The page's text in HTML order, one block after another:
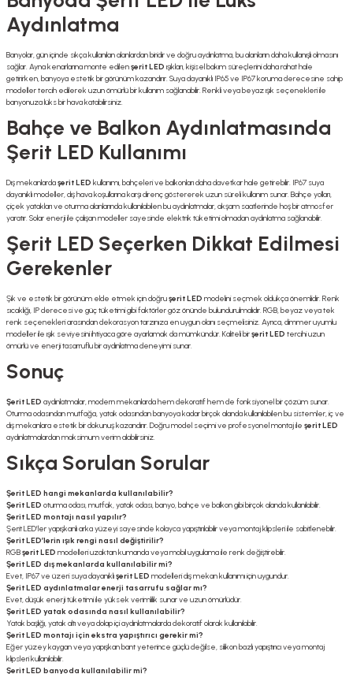
Aydınlatma
Banyolar, gün içinde sıkça kullanılan alanlardan biridir ve doğru aydınlatma, bu alanların daha kullanışlı olmasını
sağlar. Ayna kenarlarına monte edilenşerit LED ışıkları, kişisel bakım süreçlerini daha rahat hale
getirirken, banyoya estetik bir görünüm kazandırır. Suya dayanıklı IP65 ve IP67 koruma derecesine sahip
modeller tercih edilerek uzun ömürlü bir kullanım sağlanabilir. Renkli veya beyaz ışık seçenekleri ile
banyonuza lüks bir hava katabilirsiniz.
Bahçe ve Balkon Aydınlatmasında
Şerit LED Kullanımı
Dış mekanlardaşerit LED kullanımı, bahçeleri ve balkonları daha davetkar hale getirebilir. IP67 suya
dayanıklı modeller, dış hava koşullarına karşı direnç göstererek uzun süreli kullanım sunar. Bahçe yolları,
çiçek yatakları ve oturma alanlarında kullanılabilen bu aydınlatmalar, akşam saatlerinde hoş bir atmosfer
yaratır. Solar enerji ile çalışan modeller sayesinde elektrik tüketimi olmadan aydınlatma sağlanabilir.
Şerit LED Seçerken Dikkat Edilmesi
Gerekenler
Şık ve estetik bir görünüm elde etmek için doğruşerit LED modelini seçmek oldukça önemlidir. Renk
sıcaklığı, IP derecesi ve güç tüketimi gibi faktörler göz önünde bulundurulmalıdır. RGB, beyaz veya tek
renk seçenekleri arasından dekorasyon tarzınıza en uygun olanı seçmelisiniz. Ayrıca, dimmer uyumlu
modeller ile ışık seviyesini ihtiyaca göre ayarlamak da mümkündür. Kaliteli birşerit LED tercihi uzun
ömürlü ve enerji tasarruflu bir aydınlatma deneyimi sunar.
Sonuç
Şerit LED aydınlatmalar, modern mekanlarda hem dekoratif hem de fonksiyonel bir çözüm sunar.
Oturma odasından mutfağa, yatak odasından banyoya kadar birçok alanda kullanılabilen bu sistemler, iç ve
dış mekanlara estetik bir dokunuş kazandırır. Doğru model seçimi ve profesyonel montaj ile şerit LED
aydınlatmalardan maksimum verim alabilirsiniz.
Sıkça Sorulan Sorular
Şerit LED hangi mekanlarda kullanılabilir?
Şerit LED oturma odası, mutfak, yatak odası, banyo, bahçe ve balkon gibi birçok alanda kullanılabilir.
Şerit LED montajı nasıl yapılır?
Şerit LED’ler yapışkanlı arka yüzeyi sayesinde kolayca yapıştırılabilir veya montaj klipsleri ile sabitlenebilir.
Şerit LED’lerin ışık rengi nasıl değiştirilir?
RGBşerit LED modelleri uzaktan kumanda veya mobil uygulama ile renk değiştirebilir.
Şerit LED dış mekanlarda kullanılabilir mi?
Evet, IP67 ve üzeri suya dayanıklışerit LED modelleri dış mekan kullanımı için uygundur.
Şerit LED aydınlatmalar enerji tasarrufu sağlar mı?
Evet, düşük enerji tüketimi ile yüksek verimlilik sunar ve uzun ömürlüdür.
Şerit LED yatak odasında nasıl kullanılabilir?
Yatak başlığı, yatak altı veya dolap içi aydınlatmalarda dekoratif olarak kullanılabilir.
Şerit LED montajı için ekstra yapıştırıcı gerekir mi?
Eğer yüzey kaygan veya yapışkan bant yeterince güçlü değilse, silikon bazlı yapıştırıcı veya montaj
klipsleri kullanılabilir.
Şerit LED banyoda kullanılabilir mi?